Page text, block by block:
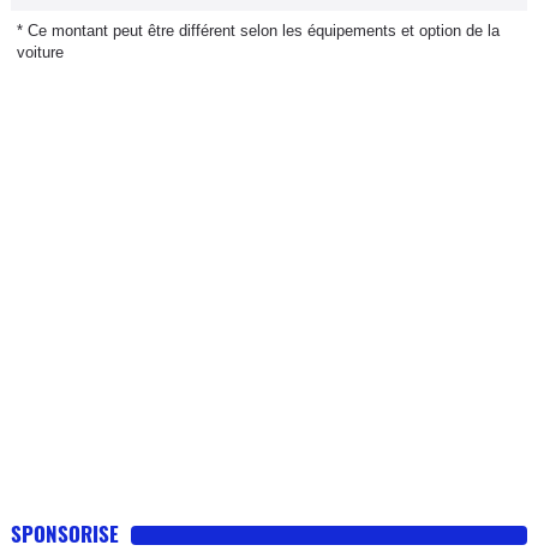
* Ce montant peut être différent selon les équipements et option de la
voiture
SPONSORISE